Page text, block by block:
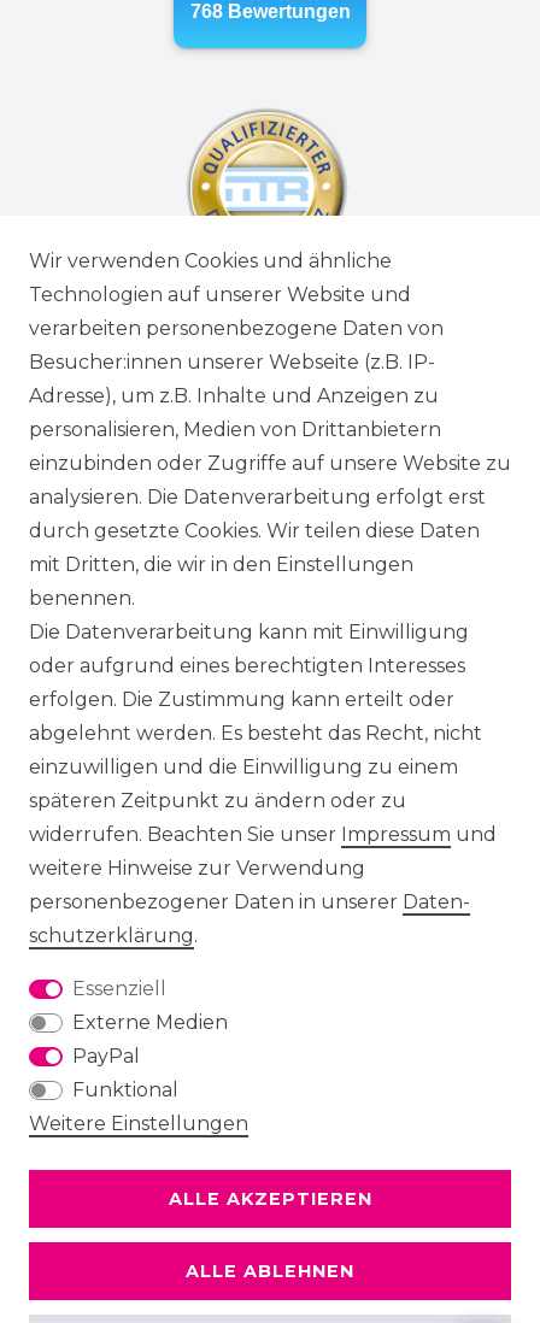
Wir verwenden Cookies und ähnliche
Technologien auf unserer Website und
verarbeiten personenbezogene Daten von
Besucher:innen unserer Webseite (z.B. IP-
Adresse), um z.B. Inhalte und Anzeigen zu
personalisieren, Medien von Drittanbietern
einzubinden oder Zugriffe auf unsere Website zu
analysieren. Die Datenverarbeitung erfolgt erst
durch gesetzte Cookies. Wir teilen diese Daten
mit Dritten, die wir in den Einstellungen
benennen.
Die Datenverarbeitung kann mit Einwilligung
oder aufgrund eines berechtigten Interesses
erfolgen. Die Zustimmung kann erteilt oder
abgelehnt werden. Es besteht das Recht, nicht
einzuwilligen und die Einwilligung zu einem
späteren Zeitpunkt zu ändern oder zu
widerrufen. Beachten Sie unser Impressum und
weitere Hinweise zur Verwendung
personenbezogener Daten in unserer Daten­
schutz­erklärung.
Essenziell
Externe Medien
PayPal
Funktional
Weitere Einstellungen
ALLE AKZEPTIEREN
ALLE ABLEHNEN